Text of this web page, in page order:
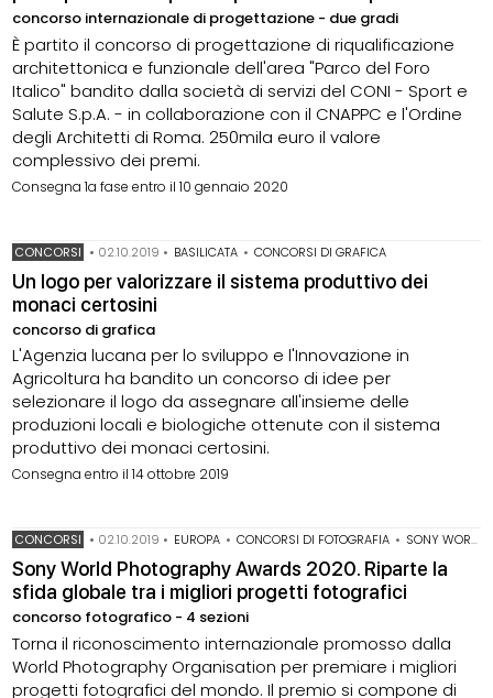
concorso internazionale di progettazione - due gradi
È partito il concorso di progettazione di riqualificazione
architettonica e funzionale dell'area "Parco del Foro
Italico" bandito dalla società di servizi del CONI - Sport e
Salute S.p.A. - in collaborazione con il CNAPPC e l'Ordine
degli Architetti di Roma. 250mila euro il valore
complessivo dei premi.
Consegna 1a fase entro il 10 gennaio 2020
CONCORSI • 02.10.2019 • BASILICATA • CONCORSI DI GRAFICA
Un logo per valorizzare il sistema produttivo dei
monaci certosini
concorso di grafica
L'Agenzia lucana per lo sviluppo e l'Innovazione in
Agricoltura ha bandito un concorso di idee per
selezionare il logo da assegnare all'insieme delle
produzioni locali e biologiche ottenute con il sistema
produttivo dei monaci certosini.
Consegna entro il 14 ottobre 2019
CONCORSI • 02.10.2019 • EUROPA • CONCORSI DI FOTOGRAFIA • SONY WORLD PHOTOGRAPHY AWARDS
Sony World Photography Awards 2020. Riparte la
sfida globale tra i migliori progetti fotografici
concorso fotografico - 4 sezioni
Torna il riconoscimento internazionale promosso dalla
World Photography Organisation per premiare i migliori
progetti fotografici del mondo. Il premio si compone di